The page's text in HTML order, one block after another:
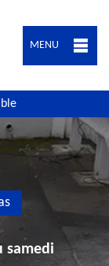
MENU
samedi